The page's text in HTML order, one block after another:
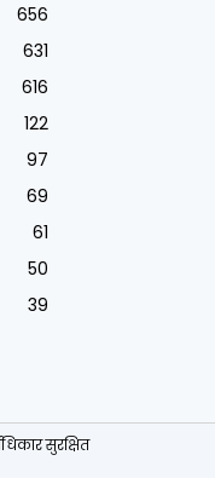
656
631
616
122
97
69
61
50
39
सुरक्षित